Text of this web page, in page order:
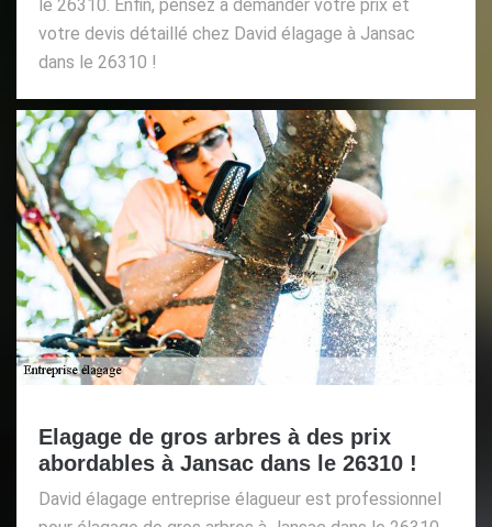
le 26310. Enfin, pensez à demander votre prix et
votre devis détaillé chez David élagage à Jansac
dans le 26310 !
Elagage de gros arbres à des prix
abordables à Jansac dans le 26310 !
David élagage entreprise élagueur est professionnel